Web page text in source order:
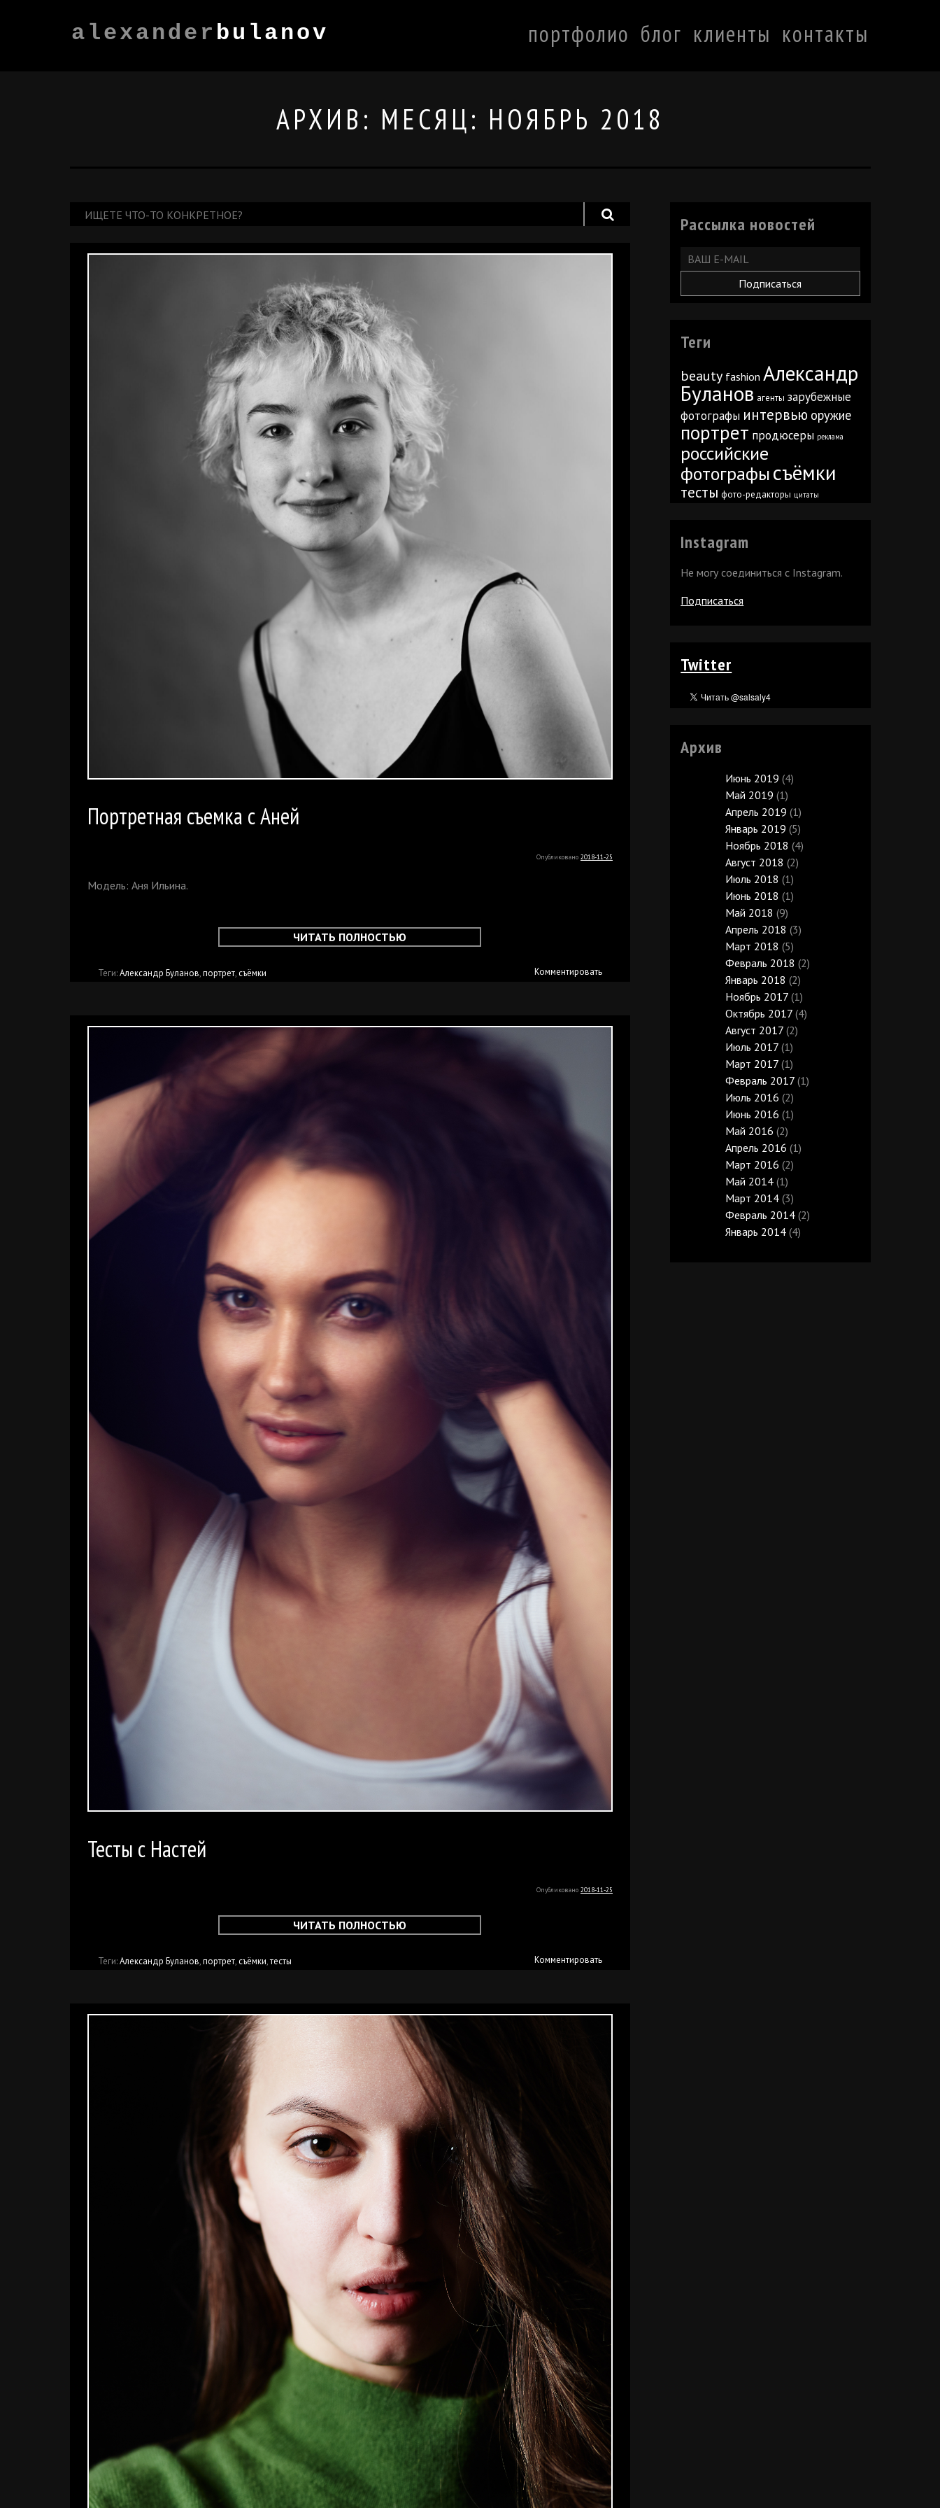
alexander bulanov портфолио блог клиенты контакты
АРХИВ: МЕСЯЦ: НОЯБРЬ 2018
Портретная съемка с Аней
Опубликовано 2018-11-25
Модель: Аня Ильина.
ЧИТАТЬ ПОЛНОСТЬЮ
Теги:Александр Буланов,портрет,съёмки Комментировать
Тесты с Настей
Опубликовано 2018-11-25
ЧИТАТЬ ПОЛНОСТЬЮ
Теги:Александр Буланов,портрет,съёмки,тесты Комментировать
Рассылка новостей
Подписаться
Теги
beauty fashion Александр
Буланов агенты зарубежные
фотографы интервью оружие
портрет продюсеры реклама
российские
фотографысъёмки
тесты фото-редакторы цитаты
Instagram
Не могу соединиться с Instagram.
Подписаться
Twitter
Архив
Июнь 2019 (4)
Май 2019 (1)
Апрель 2019 (1)
Январь 2019 (5)
Ноябрь 2018 (4)
Август 2018 (2)
Июль 2018 (1)
Июнь 2018 (1)
Май 2018 (9)
Апрель 2018 (3)
Март 2018 (5)
Февраль 2018 (2)
Январь 2018 (2)
Ноябрь 2017 (1)
Октябрь 2017 (4)
Август 2017 (2)
Июль 2017 (1)
Март 2017 (1)
Февраль 2017 (1)
Июль 2016 (2)
Июнь 2016 (1)
Май 2016 (2)
Апрель 2016 (1)
Март 2016 (2)
Май 2014 (1)
Март 2014 (3)
Февраль 2014 (2)
Январь 2014 (4)